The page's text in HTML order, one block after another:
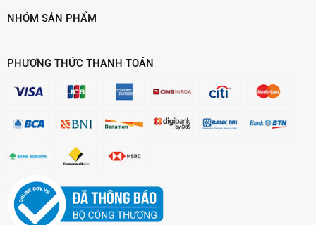
NHÓM SẢN PHẨM
PHƯƠNG THỨC THANH TOÁN